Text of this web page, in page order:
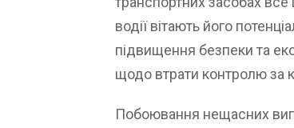
водії вітають його
підвищення безпеки та
щодо втрати контролю за
Побоювання нещасних